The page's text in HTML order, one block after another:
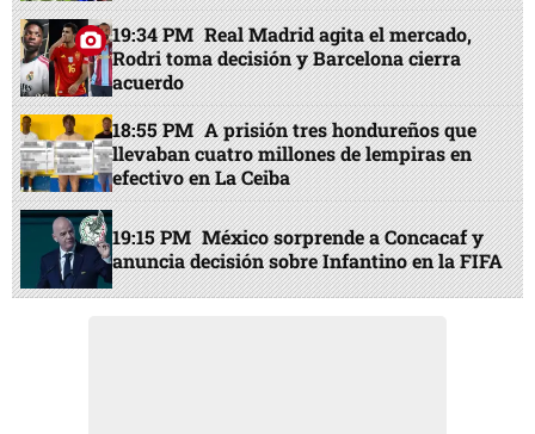
19:34 PM Real Madrid agita el mercado,
Rodri toma decisión y Barcelona cierra
acuerdo
18:55 PM A prisión tres hondureños que
llevaban cuatro millones de lempiras en
efectivo en La Ceiba
19:15 PM México sorprende a Concacaf y
anuncia decisión sobre Infantino en la FIFA